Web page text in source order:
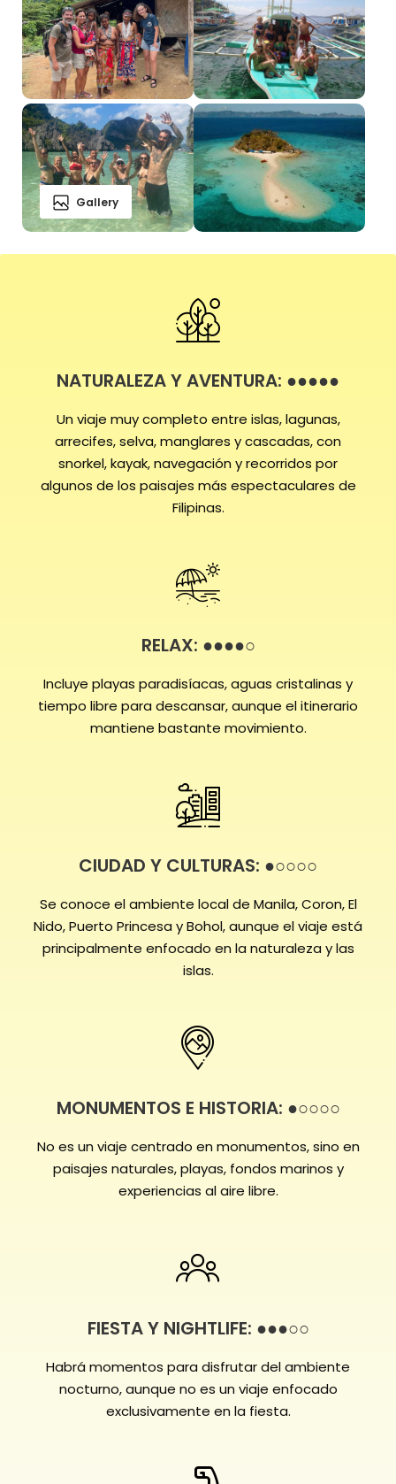
Gallery
NATURALEZA Y AVENTURA: ●●●●●
Un viaje muy completo entre islas, lagunas,
arrecifes, selva, manglares y cascadas, con
snorkel, kayak, navegación y recorridos por
algunos de los paisajes más espectaculares de
Filipinas.
RELAX: ●●●●○
Incluye playas paradisíacas, aguas cristalinas y
tiempo libre para descansar, aunque el itinerario
mantiene bastante movimiento.
CIUDAD Y CULTURAS: ●○○○○
Se conoce el ambiente local de Manila, Coron, El
Nido, Puerto Princesa y Bohol, aunque el viaje está
principalmente enfocado en la naturaleza y las
islas.
MONUMENTOS E HISTORIA: ●○○○○
No es un viaje centrado en monumentos, sino en
paisajes naturales, playas, fondos marinos y
experiencias al aire libre.
FIESTA Y NIGHTLIFE: ●●●○○
Habrá momentos para disfrutar del ambiente
nocturno, aunque no es un viaje enfocado
exclusivamente en la fiesta.